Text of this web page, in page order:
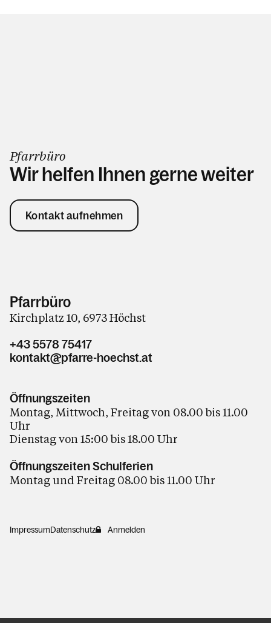
Pfarrbüro
Wir helfen Ihnen gerne weiter
Kontakt aufnehmen
Pfarrbüro
Kirchplatz 10, 6973 Höchst
+43 5578 75417
kontakt@pfarre-hoechst.at
Öffnungszeiten
Montag, Mittwoch, Freitag von 08.00 bis 11.00
Uhr
Dienstag von 15:00 bis 18.00 Uhr
Öffnungszeiten Schulferien
Montag und Freitag 08.00 bis 11.00 Uhr
ImpressumDatenschutz Anmelden